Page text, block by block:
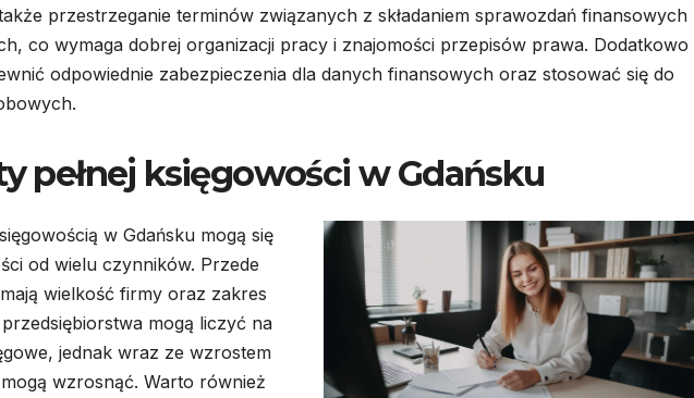
przestrzeganie terminów związanych z składaniem sprawozdań finansowych
co wymaga dobrej organizacji pracy i znajomości przepisów prawa. Dodatkowo
odpowiednie zabezpieczenia dla danych finansowych oraz stosować się do
pełnej księgowości w Gdańsku
w Gdańsku mogą się
od wielu czynników. Przede
wielkość firmy oraz zakres
przedsiębiorstwa mogą liczyć na
jednak wraz ze wzrostem
wzrosnąć. Warto również